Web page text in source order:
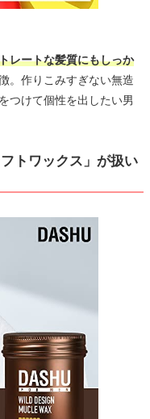
レートな髪質にもしっか
。作りこみすぎない無造
つけて個性を出したい男
トワックス」が扱い